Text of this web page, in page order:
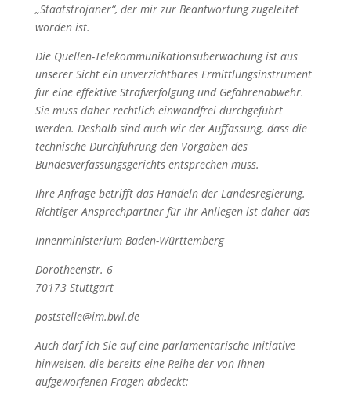
„Staatstrojaner“, der mir zur Beantwortung zugeleitet
worden ist.
Die Quellen-Telekommunikationsüberwachung ist aus
unserer Sicht ein unverzichtbares Ermittlungsinstrument
für eine effektive Strafverfolgung und Gefahrenabwehr.
Sie muss daher rechtlich einwandfrei durchgeführt
werden. Deshalb sind auch wir der Auffassung, dass die
technische Durchführung den Vorgaben des
Bundesverfassungsgerichts entsprechen muss.
Ihre Anfrage betrifft das Handeln der Landesregierung.
Richtiger Ansprechpartner für Ihr Anliegen ist daher das
Innenministerium Baden-Württemberg
Dorotheenstr. 6
70173 Stuttgart
poststelle@im.bwl.de
Auch darf ich Sie auf eine parlamentarische Initiative
hinweisen, die bereits eine Reihe der von Ihnen
aufgeworfenen Fragen abdeckt: